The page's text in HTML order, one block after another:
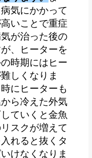
気にかかって
いことで重症
が治った後の
、ヒーターを
時期にはヒー
しくなりま
にヒーターも
ら冷えた外気
ていくと金魚
スクが増えて
れると抜くタ
けなくなりま